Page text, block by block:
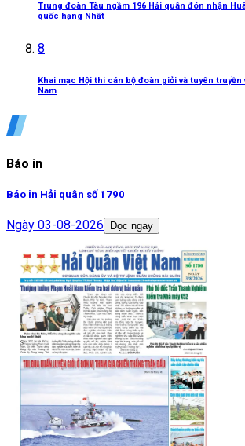
Trung đoàn Tàu ngầm 196 Hải quân đón nhận
quốc hạng Nhất
8
Khai mạc Hội thi cán bộ đoàn giỏi và tuyên
Nam
Báo in
Báo in Hải quân số 1790
Ngày 03-08-2026 Đọc ngay